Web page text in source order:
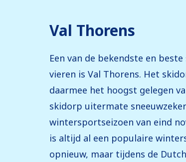
Val Thorens
Een van de bekendste en
vieren is Val Thorens. Het
daarmee het hoogst gelegen
skidorp uitermate
wintersportseizoen van eind
is altijd al een populaire
opnieuw, maar tijdens de